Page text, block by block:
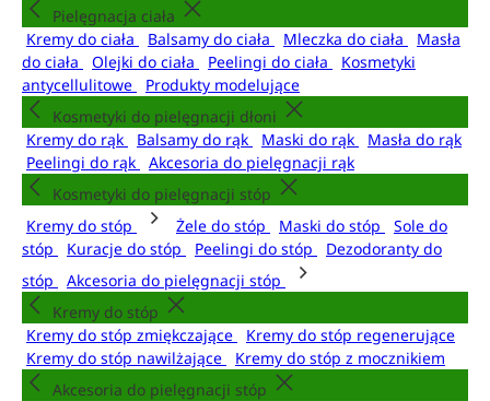
Pielęgnacja ciała
Kremy do ciała
Balsamy do ciała Mleczka do ciała
Masła
do ciała
Olejki do ciała Peelingi do ciała
Kosmetyki
antycellulitowe
Produkty modelujące
Kosmetyki do pielęgnacji dłoni
Kremy do rąk
Balsamy do rąk Maski do rąk
Masła do rąk
Peelingi do rąk
Akcesoria do pielęgnacji rąk
Kosmetyki do pielęgnacji stóp
Kremy do stóp
Żele do stóp Maski do stóp
Sole do
stóp
Kuracje do stóp Peelingi do stóp
Dezodoranty do
stóp
Akcesoria do pielęgnacji stóp
Kremy do stóp
Kremy do stóp zmiękczające
Kremy do stóp regenerujące
Kremy do stóp nawilżające
Kremy do stóp z mocznikiem
Akcesoria do pielęgnacji stóp